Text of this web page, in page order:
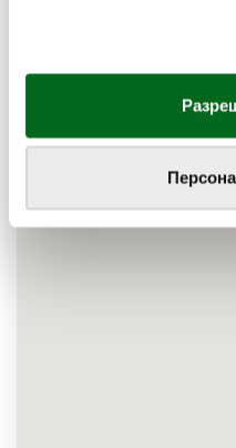
За информация
обработваме Вашите
Политика за